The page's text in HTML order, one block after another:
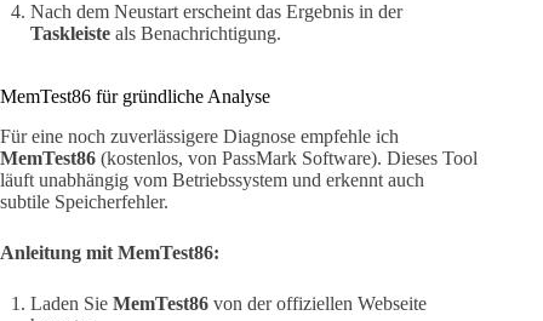
Nach dem Neustart erscheint das Ergebnis in der
Taskleiste als Benachrichtigung.
MemTest86 für gründliche Analyse
Für eine noch zuverlässigere Diagnose empfehle ich
MemTest86 (kostenlos, von PassMark Software). Dieses Tool
läuft unabhängig vom Betriebssystem und erkennt auch
subtile Speicherfehler.
Anleitung mit MemTest86:
Laden Sie MemTest86 von der offiziellen Webseite